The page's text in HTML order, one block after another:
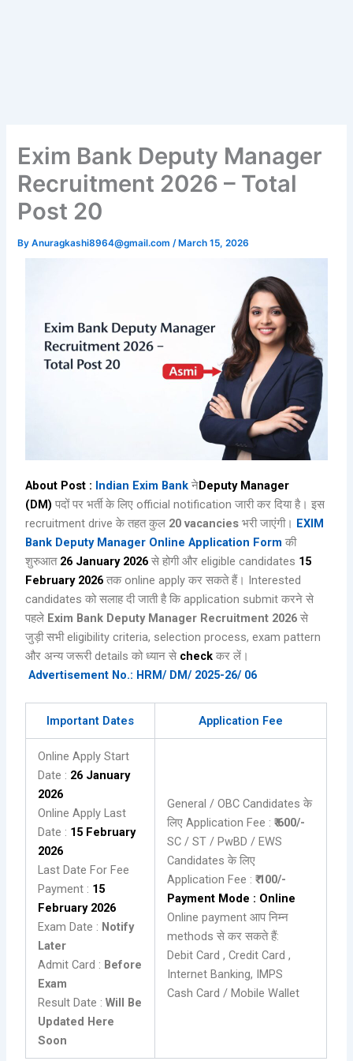
Exim Bank Deputy Manager
Recruitment 2026 – Total
Post 20
ByAnuragkashi8964@gmail.com/ March 15, 2026
About Post : Indian Exim Bank नेDeputy Manager
(DM) पदों पर भर्ती के लिए official notification जारी कर दिया है। इस
recruitment drive के तहत कुल 20 vacancies भरी जाएंगी। EXIM
Bank Deputy Manager Online Application Form की
शुरुआत 26 January 2026 से होगी और eligible candidates 15
February 2026 तक online apply कर सकते हैं। Interested
candidates को सलाह दी जाती है कि application submit करने से
पहले Exim Bank Deputy Manager Recruitment 2026 से
जुड़ी सभी eligibility criteria, selection process, exam pattern
और अन्य जरूरी details को ध्यान से check कर लें।
Advertisement No.: HRM/ DM/ 2025-26/ 06
Important Dates Application Fee
Online Apply Start
Date : 26 January
2026
Online Apply Last
Date : 15 February
2026
Last Date For Fee
Payment : 15
February 2026
Exam Date : Notify
Later
Admit Card : Before
Exam
Result Date :Will Be
Updated Here
Soon
General / OBC Candidates के
लिए Application Fee :₹ 600/-
SC / ST / PwBD / EWS
Candidates के लिए
Application Fee :₹ 100/-
Payment Mode : Online
Online payment आप निम्न
methods से कर सकते हैं:
Debit Card , Credit Card ,
Internet Banking, IMPS
Cash Card / Mobile Wallet